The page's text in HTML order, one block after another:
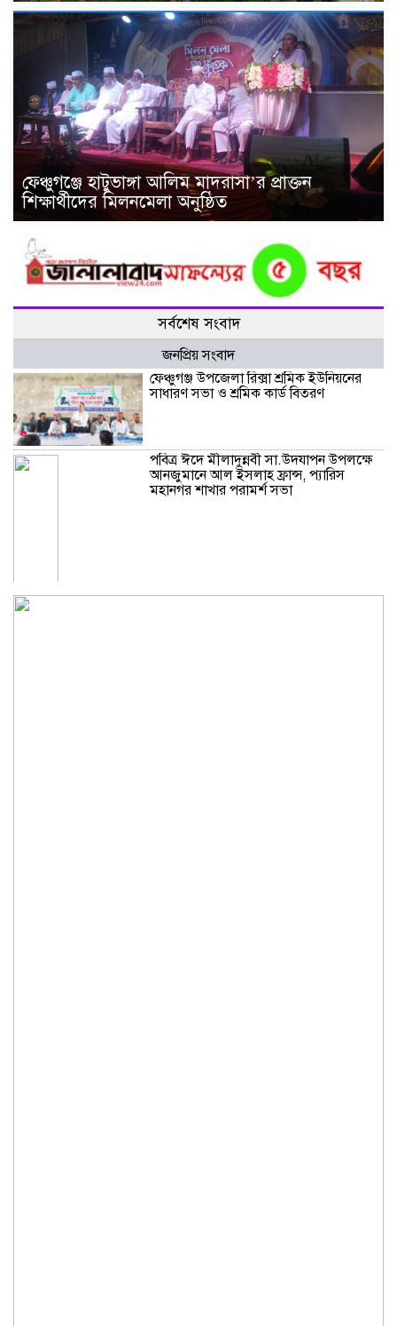
ফেঞ্চুগঞ্জে হাটুভাঙ্গা আলিম মাদরাসা’র প্রাক্তন
শিক্ষার্থীদের মিলনমেলা অনুষ্ঠিত
সর্বশেষ সংবাদ
জনপ্রিয় সংবাদ
ফেঞ্চুগঞ্জ উপজেলা রিক্সা শ্রমিক ইউনিয়নের
সাধারণ সভা ও শ্রমিক কার্ড বিতরণ
পবিত্র ঈদে মীলাদুন্নবী সা.উদযাপন উপলক্ষে
আনজুমানে আল ইসলাহ ফ্রান্স, প্যারিস
মহানগর শাখার পরামর্শ সভা